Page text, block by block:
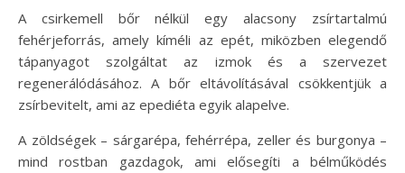
A csirkemell bőr nélkül egy alacsony zsírtartalmú
fehérjeforrás, amely kíméli az epét, miközben elegendő
tápanyagot szolgáltat az izmok és a szervezet
regenerálódásához. A bőr eltávolításával csökkentjük a
zsírbevitelt, ami az epediéta egyik alapelve.
A zöldségek – sárgarépa, fehérrépa, zeller és burgonya –
mind rostban gazdagok, ami elősegíti a bélműködés